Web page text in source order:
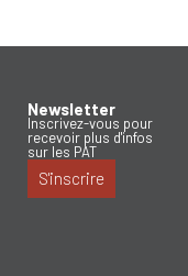
Newsletter
Inscrivez-vous pour
recevoir plus d'infos
sur les PAT
S'inscrire